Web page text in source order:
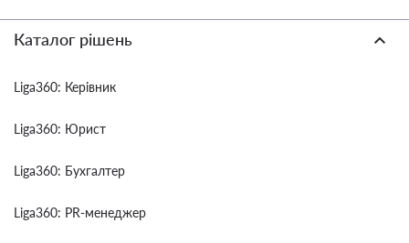
Каталог рішень
Liga360: Керівник
Liga360: Юрист
Liga360: Бухгалтер
Liga360: PR-менеджер